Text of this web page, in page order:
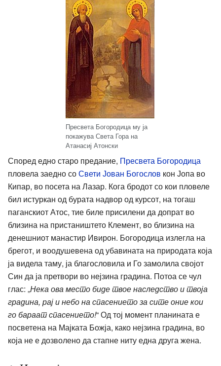
Пресвета Богородица му ја
покажува Света Гора на
Атанасиј Атонски
Според едно старо предание, Пресвета Богородица
пловела заедно соСвети Јован Богослов кон Јопа во
Кипар, во посета на Лазар. Кога бродот со кои пловеле
бил истуркан од бурата надвор од курсот, на тогаш
паганскиот Атос, тие биле присилени да допрат во
близина на пристаништето Клемент, во близина на
денешниот манастир Ивирон. Богородица излегла на
брегот, и воодушевена од убавината на природата која
ја видела таму, ја благословила и Го замолила својот
Син да ја претвори во нејзина градина. Потоа се чул
глас: „Нека ова место биде твое наследство и твоја
градина, рај и небо на спасението за сите оние кои
го бараат спасението!“ Од тој момент планината е
посветена на Мајката Божја, како нејзина градина, во
која не е дозволено да стапне ниту една друга жена.